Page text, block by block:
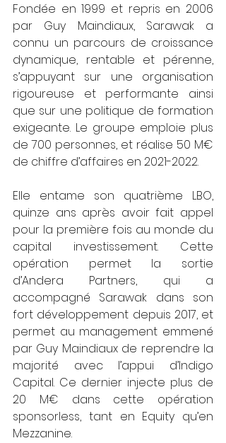
Fondée en 1999 et repris en 2006
par Guy Maindiaux, Sarawak a
connu un parcours de croissance
dynamique, rentable et pérenne,
s’appuyant sur une organisation
rigoureuse et performante ainsi
que sur une politique de formation
exigeante. Le groupe emploie plus
de 700 personnes, et réalise 50 M€
de chiffre d’affaires en 2021-2022.
Elle entame son quatrième LBO,
quinze ans après avoir fait appel
pour la première fois au monde du
capital investissement. Cette
opération permet la sortie
d’Andera Partners, qui a
accompagné Sarawak dans son
fort développement depuis 2017, et
permet au management emmené
par Guy Maindiaux de reprendre la
majorité avec l’appui d’Indigo
Capital. Ce dernier injecte plus de
20 M€ dans cette opération
sponsorless, tant en Equity qu’en
Mezzanine.